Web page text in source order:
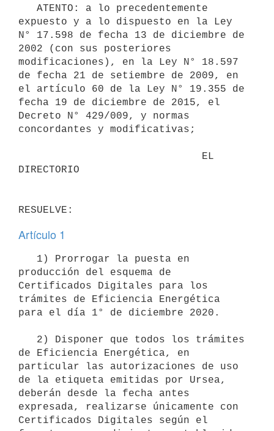
expuesto y a lo dispuesto en la Ley
N° 17.598 de fecha 13 de diciembre de
2002 (con sus posteriores
modificaciones), en la Ley N° 18.597
de fecha 21 de setiembre de 2009, en
el artículo 60 de la Ley N° 19.355 de
fecha 19 de diciembre de 2015, el
Decreto N° 429/009, y normas
concordantes y modificativas;
DIRECTORIO
Artículo 1
producción del esquema de
Certificados Digitales para los
trámites de Eficiencia Energética
para el día 1° de diciembre 2020.
de Eficiencia Energética, en
particular las autorizaciones de uso
de la etiqueta emitidas por Ursea,
deberán desde la fecha antes
expresada, realizarse únicamente con
Certificados Digitales según el